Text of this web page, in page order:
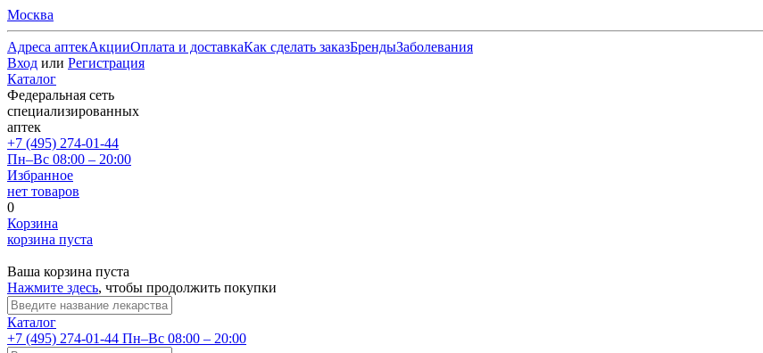
Москва
Адреса аптекАкцииОплата и доставкаКак сделать заказБрендыЗаболевания
Вход или Регистрация
Каталог
Федеральная сеть
специализированных
аптек
+7 (495) 274-01-44
Пн–Вс 08:00 – 20:00
Избранное
нет товаров
0
Корзина
корзина пуста
Ваша корзина пуста
Нажмите здесь, чтобы продолжить покупки
Каталог
+7 (495) 274-01-44 Пн–Вс 08:00 – 20:00